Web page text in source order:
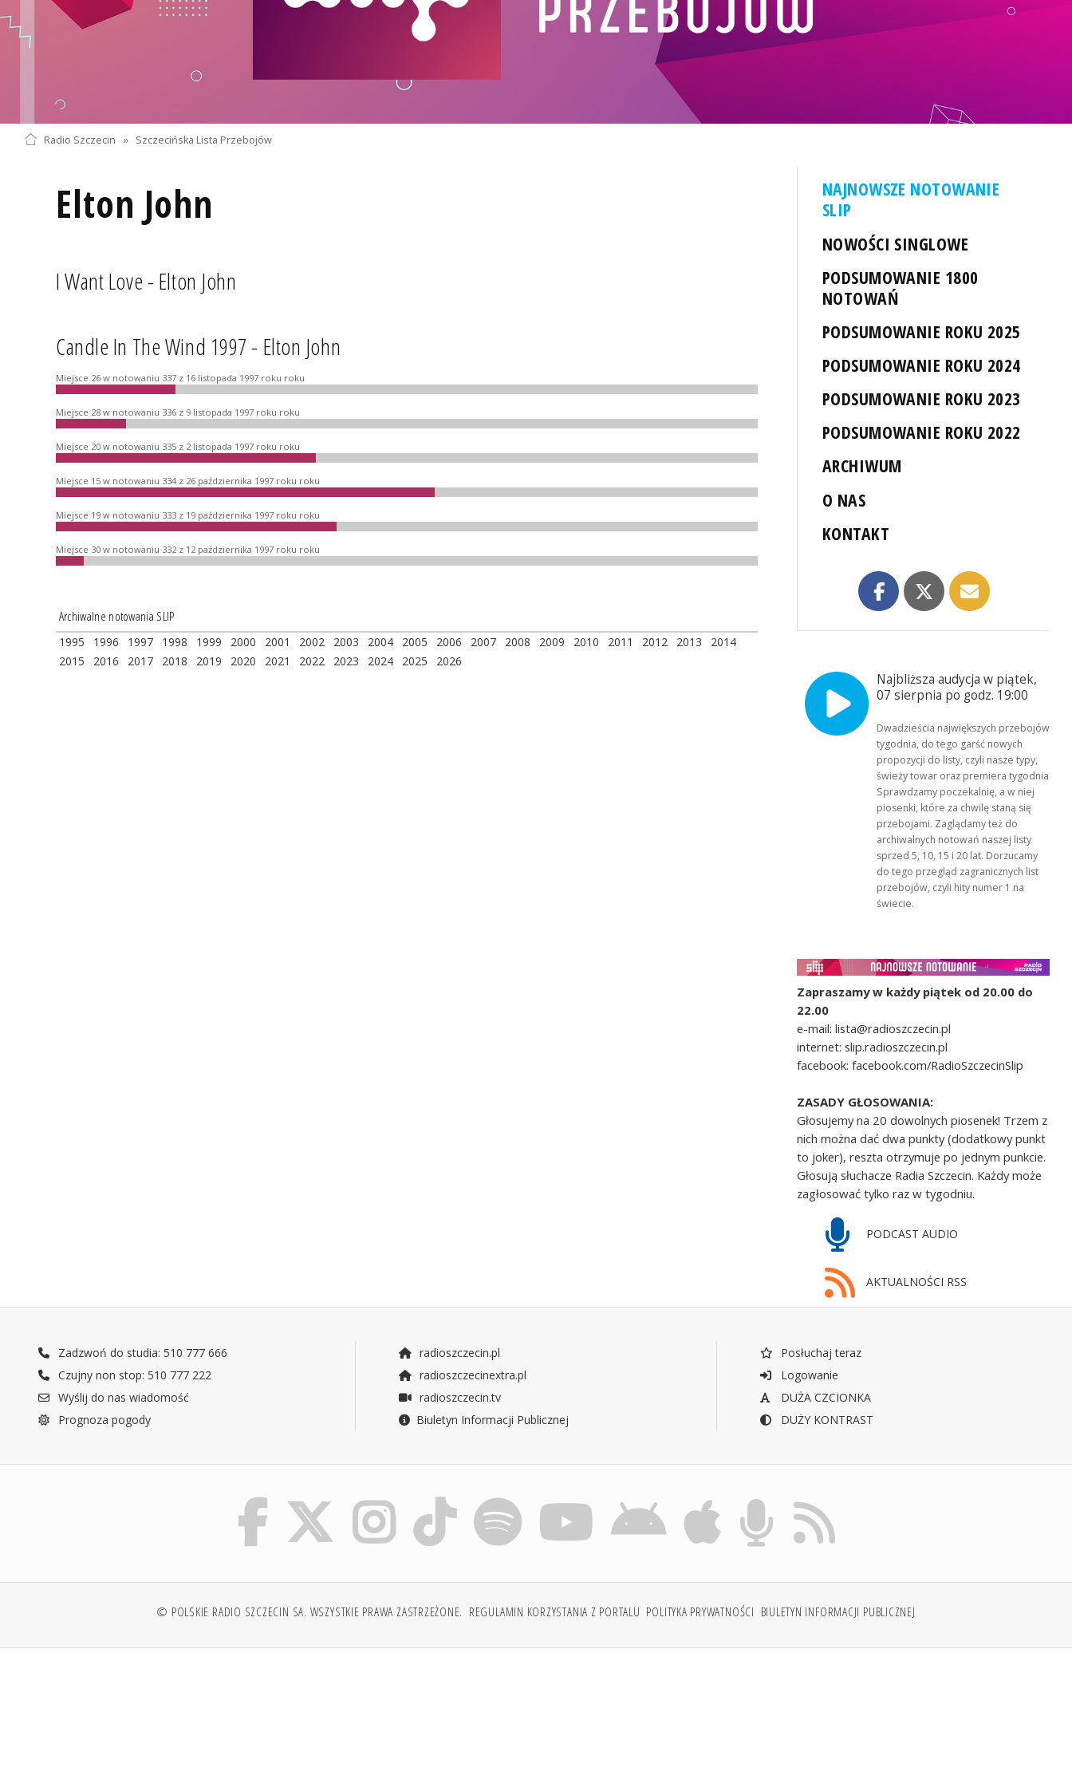
Radio Szczecin » Szczecińska Lista Przebojów
Elton John
I Want Love - Elton John
Candle In The Wind 1997 - Elton John
Miejsce 26 w notowaniu 337 z 16 listopada 1997 roku roku
Miejsce 28 w notowaniu 336 z 9 listopada 1997 roku roku
Miejsce 20 w notowaniu 335 z 2 listopada 1997 roku roku
Miejsce 15 w notowaniu 334 z 26 października 1997 roku roku
Miejsce 19 w notowaniu 333 z 19 października 1997 roku roku
Miejsce 30 w notowaniu 332 z 12 października 1997 roku roku
Archiwalne notowania SLIP
1995 1996 1997 1998 1999 2000 2001 2002 2003 2004 2005 2006 2007 2008 2009 2010 2011 2012 2013
2014
2015
2016 2017 2018 2019 2020 2021 2022 2023 2024 2025 2026
NAJNOWSZE NOTOWANIE
SLIP
NOWOŚCI SINGLOWE
PODSUMOWANIE 1800
NOTOWAŃ
PODSUMOWANIE ROKU 2025
PODSUMOWANIE ROKU 2024
PODSUMOWANIE ROKU 2023
PODSUMOWANIE ROKU 2022
ARCHIWUM
O NAS
KONTAKT
Najbliższa audycja w piątek,
07 sierpnia po godz. 19:00
Dwadzieścia największych przebojów
tygodnia, do tego garść nowych
propozycji do listy, czyli nasze typy,
świeży towar oraz premiera tygodnia!
Sprawdzamy poczekalnię, a w niej
piosenki, które za chwilę staną się
przebojami. Zaglądamy też do
archiwalnych notowań naszej listy
sprzed 5, 10, 15 i 20 lat. Dorzucamy
do tego przegląd zagranicznych list
przebojów, czyli hity numer 1 na
świecie.
Zapraszamy w każdy piątek od 20.00 do
22.00
e-mail: lista@radioszczecin.pl
internet: slip.radioszczecin.pl
facebook: facebook.com/RadioSzczecinSlip
ZASADY GŁOSOWANIA:
Głosujemy na 20 dowolnych piosenek! Trzem z
nich można dać dwa punkty (dodatkowy punkt
to joker), reszta otrzymuje po jednym punkcie.
Głosują słuchacze Radia Szczecin. Każdy może
zagłosować tylko raz w tygodniu.
PODCAST AUDIO
AKTUALNOŚCI RSS
Zadzwoń do studia: 510 777 666
Czujny non stop: 510 777 222
Wyślij do nas wiadomość
Prognoza pogody
radioszczecin.pl
radioszczecinextra.pl
radioszczecin.tv
Biuletyn Informacji Publicznej
Posłuchaj teraz
Logowanie
DUŻA CZCIONKA
DUŻY KONTRAST
© POLSKIE RADIO SZCZECIN SA. WSZYSTKIE PRAWA ZASTRZEŻONE. REGULAMIN KORZYSTANIA Z PORTALU POLITYKA PRYWATNOŚCI BIULETYN INFORMACJI PUBLICZNEJ